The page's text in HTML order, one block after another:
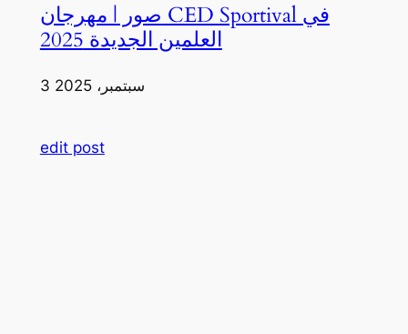
صور | مهرجان CED Sportival في
العلمين الجديدة 2025
3 سبتمبر، 2025
edit post